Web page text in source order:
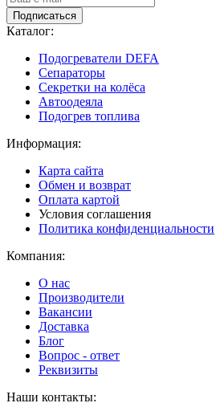
Подписаться
Каталог:
Подогреватели DEFA
Сепараторы
Секретки на колёса
Автоодеяла
Подогрев топлива
Информация:
Карта сайта
Обмен и возврат
Оплата картой
Условия соглашения
Политика конфиденциальности
Компания:
О нас
Производители
Вакансии
Доставка
Блог
Вопрос - ответ
Реквизиты
Наши контакты: